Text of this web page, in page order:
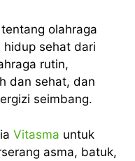
olahraga
hidup sehat dari
rutin,
dan sehat, dan
seimbang.
Vitasma untuk
asma, batuk,